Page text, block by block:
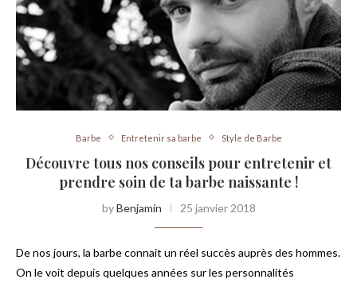
Barbe Entretenir sa barbe Style de Barbe
Découvre tous nos conseils pour entretenir et
prendre soin de ta barbe naissante !
byBenjamin 25 janvier 2018
De nos jours, la barbe connait un réel succès auprès des hommes.
On le voit depuis quelques années sur les personnalités